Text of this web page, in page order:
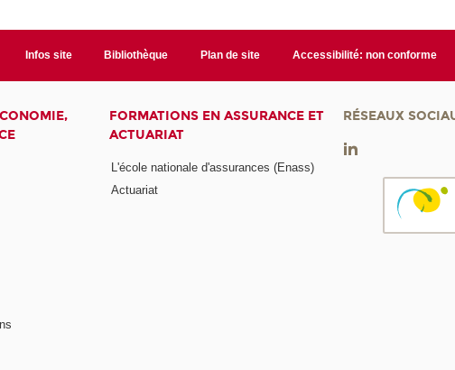
Infos site Bibliothèque Plan de site Accessibilité: non conforme
FORMATIONS EN ASSURANCE ET
ACTUARIAT
L'école nationale d'assurances (Enass)
Actuariat
RÉSEAUX